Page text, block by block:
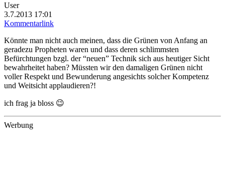
User
3.7.2013 17:01
Kommentarlink
Könnte man nicht auch meinen, dass die Grünen von Anfang an
geradezu Propheten waren und dass deren schlimmsten
Befürchtungen bzgl. der “neuen” Technik sich aus heutiger Sicht
bewahrheitet haben? Müssten wir den damaligen Grünen nicht
voller Respekt und Bewunderung angesichts solcher Kompetenz
und Weitsicht applaudieren?!
ich frag ja bloss 😉
Werbung